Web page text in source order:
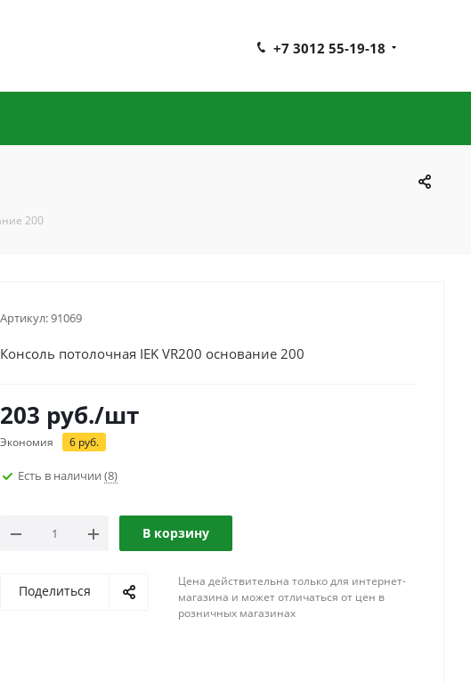
+7 3012 55-19-18
200
Артикул:91069
Консоль потолочная IEK VR200 основание 200
203 руб./шт
Экономия 6 руб.
Есть в наличии (8)
В корзину
Поделиться
Цена действительна только для интернет-
магазина и может отличаться от цен в
розничных магазинах